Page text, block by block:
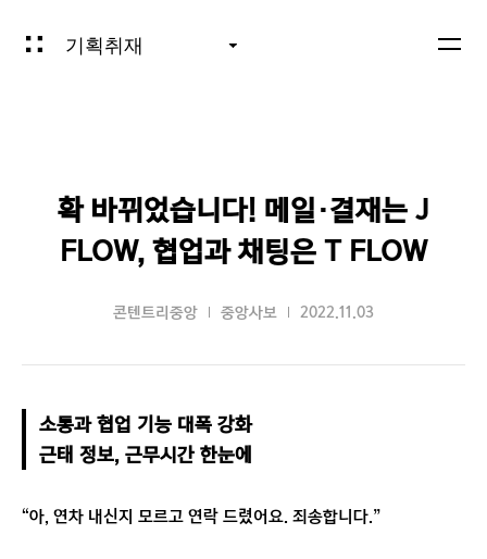
기획취재
확 바뀌었습니다! 메일·결재는 J
FLOW, 협업과 채팅은 T FLOW
콘텐트리중앙 중앙사보 2022.11.03
소통과 협업 기능 대폭 강화
근태 정보, 근무시간 한눈에
“아, 연차 내신지 모르고 연락 드렸어요. 죄송합니다.”